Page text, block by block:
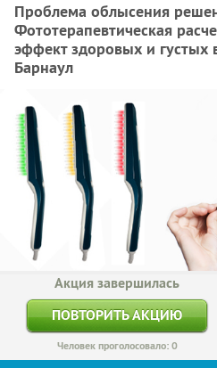
Проблема облысения
Фототерапевтическая
эффект здоровых и густых
Барнаул
Акция завершилась
ПОВТОРИТЬ АКЦИЮ
Человек проголосовало: 0